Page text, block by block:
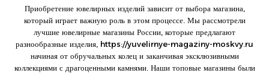
Приобретение ювелирных изделий зависит от выбора магазина,
который играет важную роль в этом процессе. Мы рассмотрели
лучшие ювелирные магазины России, которые предлагают
разнообразные изделия, https://yuvelirnye-magaziny-moskvy.ru
начиная от обручальных колец и заканчивая эксклюзивными
коллекциями с драгоценными камнями. Наши топовые магазины были